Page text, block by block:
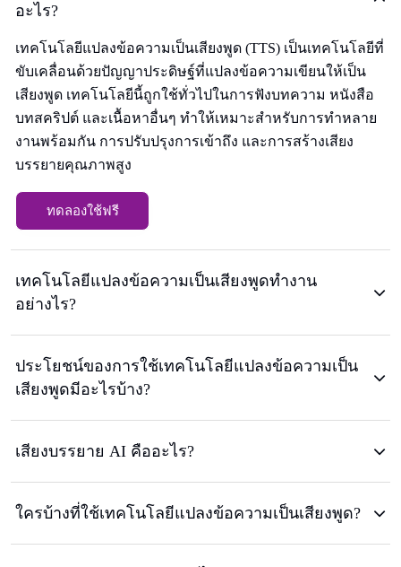
อะไร?
เทคโนโลยีแปลงข้อความเป็นเสียงพูด (TTS) เป็นเทคโนโลยีที่
ขับเคลื่อนด้วยปัญญาประดิษฐ์ที่แปลงข้อความเขียนให้เป็น
เสียงพูด เทคโนโลยีนี้ถูกใช้ทั่วไปในการฟังบทความ หนังสือ
บทสคริปต์ และเนื้อหาอื่นๆ ทำให้เหมาะสำหรับการทำหลาย
งานพร้อมกัน การปรับปรุงการเข้าถึง และการสร้างเสียง
บรรยายคุณภาพสูง
ทดลองใช้ฟรี
เทคโนโลยีแปลงข้อความเป็นเสียงพูดทำงาน
อย่างไร?
ประโยชน์ของการใช้เทคโนโลยีแปลงข้อความเป็น
เสียงพูดมีอะไรบ้าง?
เสียงบรรยาย AI คืออะไร?
ใครบ้างที่ใช้เทคโนโลยีแปลงข้อความเป็นเสียงพูด?